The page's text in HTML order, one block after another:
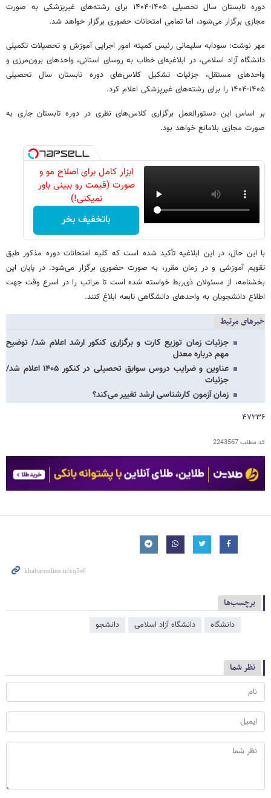
دوره تابستان سال تحصیلی ۱۴۰۵-۱۴۰۴ برای رشته‌های غیرپزشکی به صورت
مجازی برگزار می‌شود، اما تمامی امتحانات حضوری برگزار خواهد شد.
مهر نوشت: سودابه سلیمانی رئیس کمیته امور اجرایی آموزش و تحصیلات تکمیلی
دانشگاه آزاد اسلامی، در ابلاغیه‌ای خطاب به روسای استانی، واحدهای برون‌مرزی و
واحدهای مستقل، جزئیات تشکیل کلاس‌های دوره تابستان سال تحصیلی
۱۴۰۵-۱۴۰۴ را برای رشته‌های غیرپزشکی اعلام کرد.
بر اساس این دستورالعمل برگزاری کلاس‌های نظری در دوره تابستان جاری به
صورت مجازی بلامانع خواهد بود.
ابزار کامل برای اصلاح مو و
صورت (قیمت رو ببینی باور
نمیکنی!)
باتخفیف بخر
با این حال، در این ابلاغیه تأکید شده است که کلیه امتحانات دوره مذکور طبق
تقویم آموزشی و در زمان مقرر، به صورت حضوری برگزار می‌شود. در پایان این
بخشنامه، از مسئولان ذی‌ربط خواسته شده است تا مراتب را در اسرع وقت جهت
اطلاع دانشجویان به واحدهای دانشگاهی تابعه ابلاغ کنند.
خبرهای مرتبط
جزئیات زمان توزیع کارت و برگزاری کنکور ارشد اعلام شد/ توضیح
مهم‌ درباره معدل
عناوین و ضرایب دروس سوابق تحصیلی در کنکور ۱۴۰۵ اعلام شد/
جزئیات
زمان آزمون کارشناسی ارشد تغییر می‌کند؟
۴۷۲۳۶
کد مطلب2243567
برچسب‌ها
دانشگاه دانشگاه آزاد اسلامی دانشجو
نظر شما